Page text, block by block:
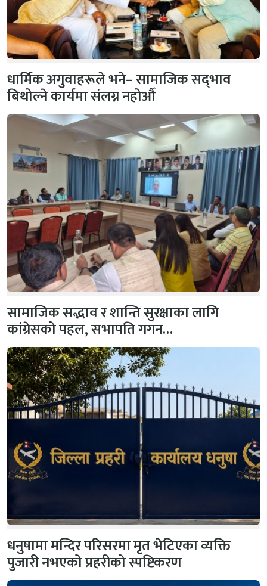
धार्मिक अगुवाहरूले भने– सामाजिक सद्‌भाव
बिथोल्ने कार्यमा संलग्न नहोऔँ
सामाजिक सद्भाव र शान्ति सुरक्षाका लागि
कांग्रेसको पहल, सभापति गगन…
धनुषामा मन्दिर परिसरमा मृत भेटिएका व्यक्ति
पुजारी नभएको प्रहरीको स्पष्टिकरण